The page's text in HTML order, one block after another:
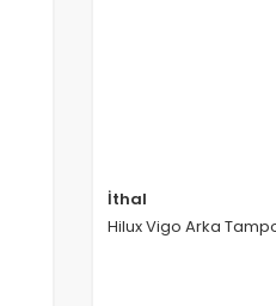
İthal
Hilux Vigo Arka